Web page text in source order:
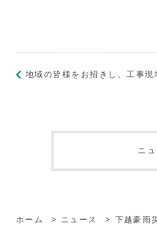
地域の皆様をお招きし、工事現
ニ
ホーム > ニュース > 下越豪雨